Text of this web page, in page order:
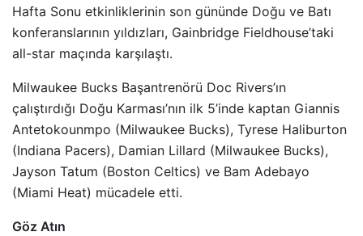
Hafta Sonu etkinliklerinin son gününde Doğu ve Batı
konferanslarının yıldızları, Gainbridge Fieldhouse’taki
all-star maçında karşılaştı.
Milwaukee Bucks Başantrenörü Doc Rivers’ın
çalıştırdığı Doğu Karması’nın ilk 5’inde kaptan Giannis
Antetokounmpo (Milwaukee Bucks), Tyrese Haliburton
(Indiana Pacers), Damian Lillard (Milwaukee Bucks),
Jayson Tatum (Boston Celtics) ve Bam Adebayo
(Miami Heat) mücadele etti.
Göz Atın